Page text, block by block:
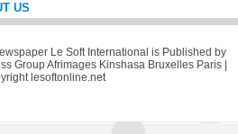
US
Le Soft International is Published by
Group Afrimages Kinshasa Bruxelles Paris |
lesoftonline.net